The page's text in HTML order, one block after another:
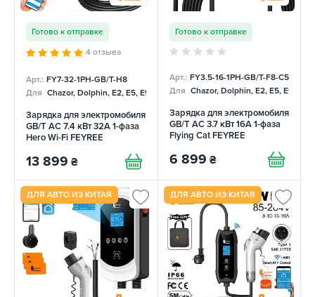
Готово к отправке
4 отзыва
Арт.: FY7-32-1PH-GB/T-H8
Для Chazor, Dolphin, E2, E5, E9, Mercedes
Зарядка для электромобиля
GB/T AC 7.4 кВт 32А 1-фаза
Hero Wi-Fi FEYREE
13 899 ₴
Готово к отправке
Арт.: FY3.5-16-1PH-GB/T-F8-C5
Для Chazor, Dolphin, E2, E5, E9,
Зарядка для электромобиля
GB/T AC 3.7 кВт 16А 1-фаза
Flying Cat FEYREE
6 899 ₴
ДЛЯ АВТО ИЗ КИТАЯ ДЛЯ АВТО ИЗ КИТАЯ